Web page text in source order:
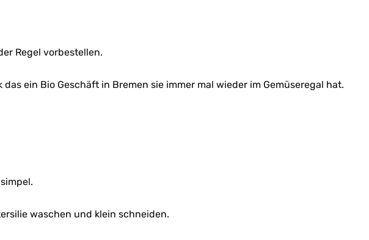
Regel vorbestellen.
das ein Bio Geschäft in Bremen sie immer mal wieder im Gemüseregal hat.
waschen und klein schneiden.